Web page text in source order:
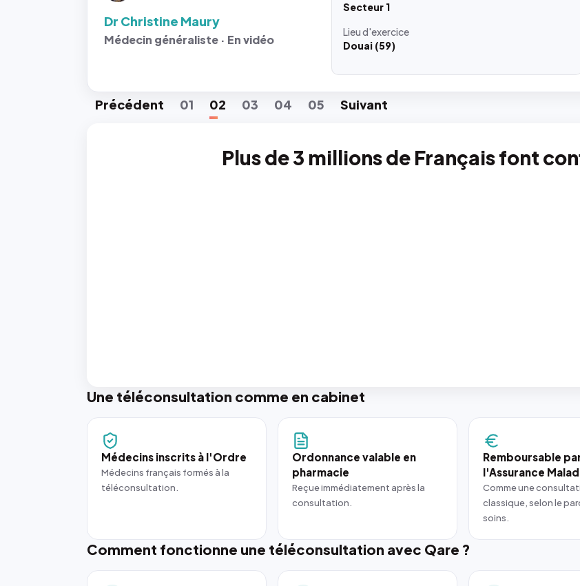
Dr Christine Maury
Médecin généraliste · En vidéo
Secteur 1
Lieud'exercice
Douai (59)
Précédent 01 02 03 04 05 Suivant
Plus de 3 millions de Français font
Une téléconsultation comme en cabinet
Médecins inscrits à l'Ordre
Médecins français formés à la
téléconsultation.
Ordonnance valable en
pharmacie
Reçue immédiatement après la
consultation.
Remboursable
l'Assurance
Comme une
classique, selon le
soins.
Comment fonctionne une téléconsultation avec Qare ?